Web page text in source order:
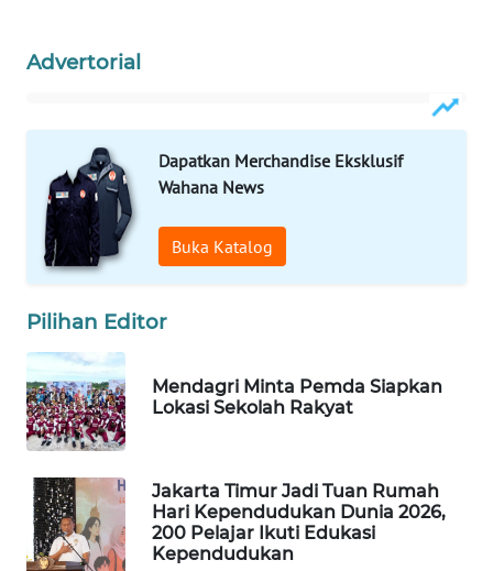
Advertorial
Dapatkan Merchandise Eksklusif
Wahana News
Buka Katalog
Pilihan Editor
Mendagri Minta Pemda Siapkan
Lokasi Sekolah Rakyat
Jakarta Timur Jadi Tuan Rumah
Hari Kependudukan Dunia 2026,
200 Pelajar Ikuti Edukasi
Kependudukan
WAHANA
HEALTH
WAHANA
DESA
WISATA
WAHANA
Wahana
Network
KONSUMEN
LISTRIK